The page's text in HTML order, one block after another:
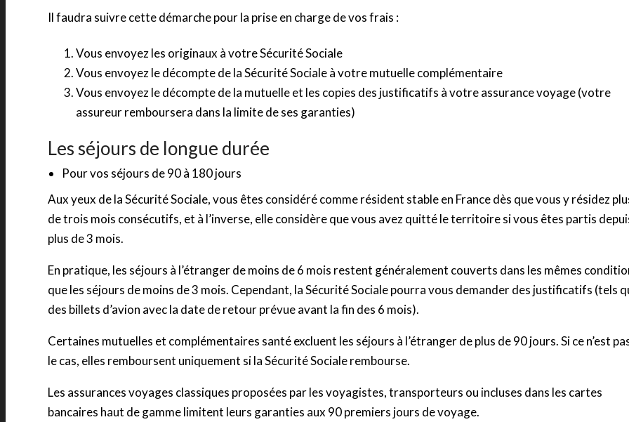
Il faudra suivre cette démarche pour la prise en charge de vos frais :
Vous envoyez les originaux à votre Sécurité Sociale
Vous envoyez le décompte de la Sécurité Sociale à votre mutuelle complémentaire
Vous envoyez le décompte de la mutuelle et les copies des justificatifs à votre assurance voyage (votre
assureur remboursera dans la limite de ses garanties)
Les séjours de longue durée
Pour vos séjours de 90 à 180 jours
Aux yeux de la Sécurité Sociale, vous êtes considéré comme résident stable en France dès que vous y résidez
de trois mois consécutifs, et à l’inverse, elle considère que vous avez quitté le territoire si vous êtes partis
plus de 3 mois.
En pratique, les séjours à l’étranger de moins de 6 mois restent généralement couverts dans les mêmes
que les séjours de moins de 3 mois. Cependant, la Sécurité Sociale pourra vous demander des justificatifs (tels
des billets d’avion avec la date de retour prévue avant la fin des 6 mois).
Certaines mutuelles et complémentaires santé excluent les séjours à l’étranger de plus de 90 jours. Si ce n’est
le cas, elles remboursent uniquement si la Sécurité Sociale rembourse.
Les assurances voyages classiques proposées par les voyagistes, transporteurs ou incluses dans les cartes
bancaires haut de gamme limitent leurs garanties aux 90 premiers jours de voyage.